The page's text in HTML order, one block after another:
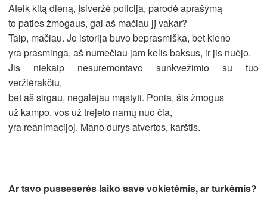
Ateik kitą dieną, įsiveržė policija, parodė aprašymą
to paties žmogaus, gal aš mačiau jį vakar?
Taip, mačiau. Jo istorija buvo beprasmiška, bet kieno
yra prasminga, aš numečiau jam kelis baksus, ir jis nuėjo.
Jis niekaip nesuremontavo sunkvežimio su tuo
veržlėrakčiu,
bet aš sirgau, negalėjau mąstyti. Ponia, šis žmogus
už kampo, vos už trejeto namų nuo čia,
yra reanimacijoj. Mano durys atvertos, karštis.
Ar tavo pusseserės laiko save vokietėmis, ar turkėmis?